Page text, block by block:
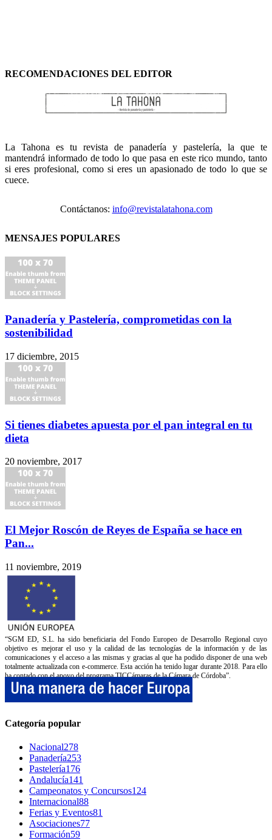
RECOMENDACIONES DEL EDITOR
La Tahona es tu revista de panadería y pastelería, la que te
mantendrá informado de todo lo que pasa en este rico mundo, tanto
si eres profesional, como si eres un apasionado de todo lo que se
cuece.
Contáctanos: info@revistalatahona.com
MENSAJES POPULARES
Panadería y Pastelería, comprometidas con la
sostenibilidad
17 diciembre, 2015
Si tienes diabetes apuesta por el pan integral en tu
dieta
20 noviembre, 2017
El Mejor Roscón de Reyes de España se hace en
Pan...
11 noviembre, 2019
“SGM ED, S.L. ha sido beneficiaria del Fondo Europeo de Desarrollo Regional cuyo
objetivo es mejorar el uso y la calidad de las tecnologías de la información y de las
comunicaciones y el acceso a las mismas y gracias al que ha podido disponer de una web
totalmente actualizada con e-commerce. Esta acción ha tenido lugar durante 2018. Para ello
ha contado con el apoyo del programa TICCámaras de la Cámara de Córdoba”.
Categoría popular
Nacional278
Panadería253
Pastelería176
Andalucía141
Campeonatos y Concursos124
Internacional88
Ferias y Eventos81
Asociaciones77
Formación59